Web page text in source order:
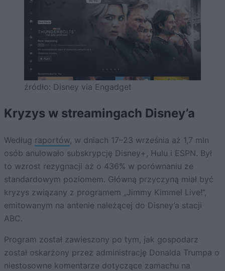
źródło: Disney via Engadget
Kryzys w streamingach Disney’a
Według raportów, w dniach 17–23 września aż 1,7 mln
osób anulowało subskrypcję Disney+, Hulu i ESPN. Był
to wzrost rezygnacji aż o 436% w porównaniu ze
standardowym poziomem. Główną przyczyną miał być
kryzys związany z programem „Jimmy Kimmel Live!”,
emitowanym na antenie należącej do Disney’a stacji
ABC.
Program został zawieszony po tym, jak gospodarz
został oskarżony przez administrację Donalda Trumpa o
niestosowne komentarze dotyczące zamachu na